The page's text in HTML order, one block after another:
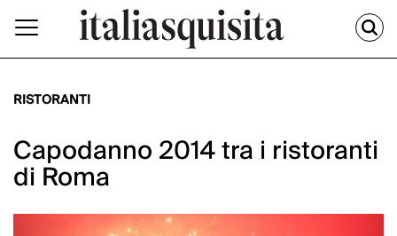
RISTORANTI
Capodanno 2014 tra i ristoranti
di Roma